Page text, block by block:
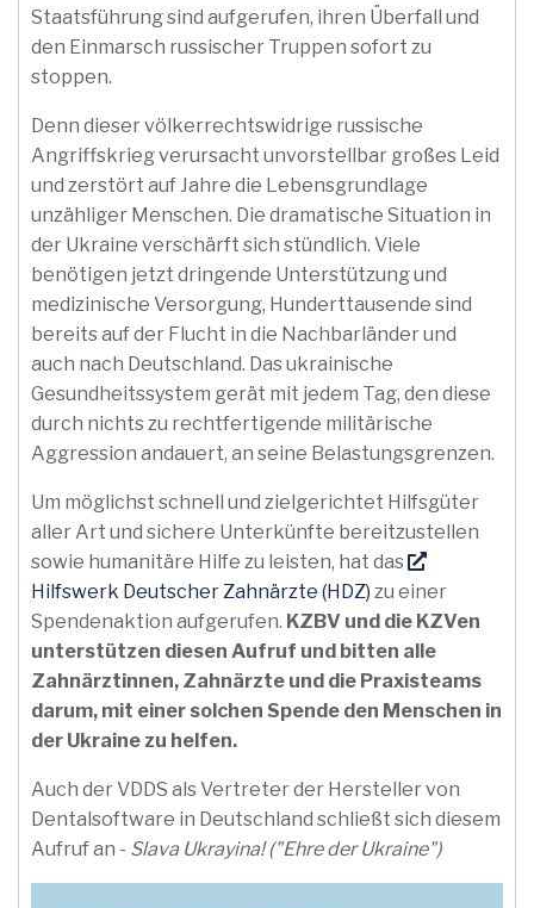
Staatsführung sind aufgerufen, ihren Überfall und
den Einmarsch russischer Truppen sofort zu
stoppen.
Denn dieser völkerrechtswidrige russische
Angriffskrieg verursacht unvorstellbar großes Leid
und zerstört auf Jahre die Lebensgrundlage
unzähliger Menschen. Die dramatische Situation in
der Ukraine verschärft sich stündlich. Viele
benötigen jetzt dringende Unterstützung und
medizinische Versorgung, Hunderttausende sind
bereits auf der Flucht in die Nachbarländer und
auch nach Deutschland. Das ukrainische
Gesundheitssystem gerät mit jedem Tag, den diese
durch nichts zu rechtfertigende militärische
Aggression andauert, an seine Belastungsgrenzen.
Um möglichst schnell und zielgerichtet Hilfsgüter
aller Art und sichere Unterkünfte bereitzustellen
sowie humanitäre Hilfe zu leisten, hat das
Hilfswerk Deutscher Zahnärzte (HDZ) zu einer
Spendenaktion aufgerufen. KZBV und die KZVen
unterstützen diesen Aufruf und bitten alle
Zahnärztinnen, Zahnärzte und die Praxisteams
darum, mit einer solchen Spende den Menschen in
der Ukraine zu helfen.
Auch der VDDS als Vertreter der Hersteller von
Dentalsoftware in Deutschland schließt sich diesem
Aufruf an - Slava Ukrayina! ("Ehre der Ukraine")